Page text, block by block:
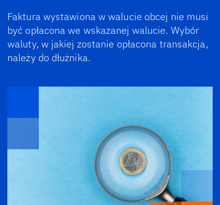
Faktura wystawiona w walucie obcej nie musi
być opłacona we wskazanej walucie. Wybór
waluty, w jakiej zostanie opłacona transakcja,
należy do dłużnika.